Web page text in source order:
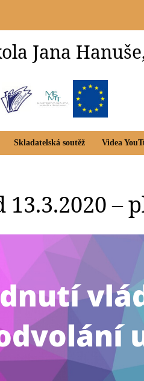
Jana
Skladatelská soutěž Videa
–